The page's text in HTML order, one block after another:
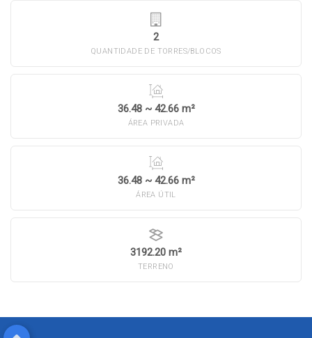
2
QUANTIDADE DE TORRES/BLOCOS
36.48 ~ 42.66 m²
ÁREA PRIVADA
36.48 ~ 42.66 m²
ÁREA ÚTIL
3192.20 m²
TERRENO